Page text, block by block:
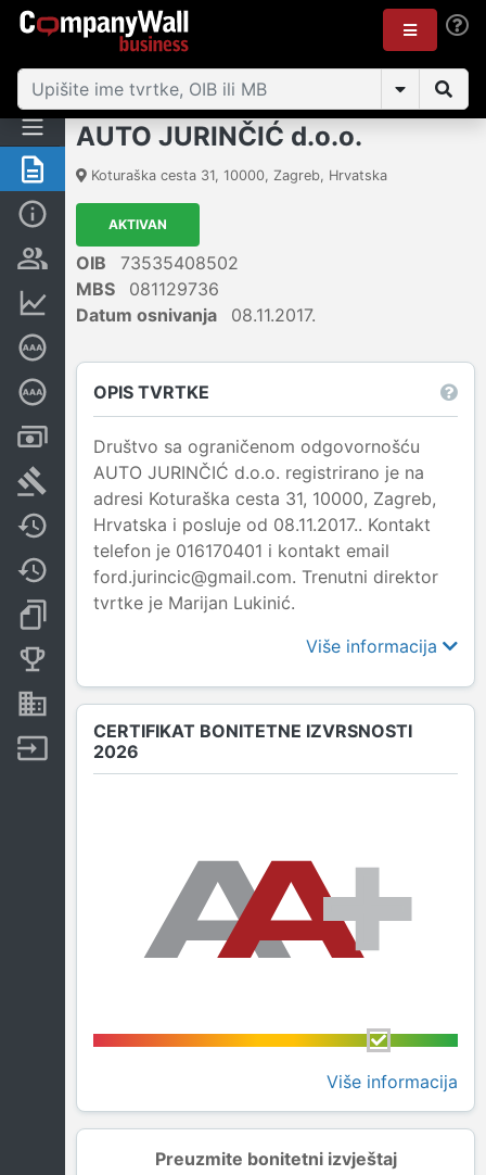
Sažetak
Osobe i vlasništvo
Dubinska bonitetna ocjena
Računi i blokade
Sudske objave
Javne nabavke
Promjene
Dokumenti i objave
Nekretnine i imovina
Izvoz
AUTO JURINČIĆ d.o.o.
Koturaška cesta 31, 10000, Zagreb, Hrvatska
AKTIVAN
OIB
73535408502
MBS
081129736
Datum osnivanja
08.11.2017.
OPIS TVRTKE
Društvo sa ograničenom odgovornošću
AUTO JURINČIĆ d.o.o. registrirano je na
adresi Koturaška cesta 31, 10000, Zagreb,
Hrvatska i posluje od 08.11.2017.. Kontakt
telefon je 016170401 i kontakt email
ford.jurincic@gmail.com. Trenutni direktor
tvrtke je Marijan Lukinić.
Više informacija
CERTIFIKAT BONITETNE IZVRSNOSTI
2026
Više informacija
Preuzmite bonitetni izvještaj